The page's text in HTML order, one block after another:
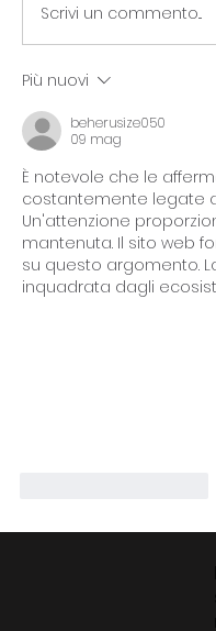
Sapere 💅✨
Scrivi un commento...
Più nuovi
beherusize050
09 mag
È notevole che le
costantemente legate
Un'attenzione
mantenuta. Il sito web
su questo argomento.
inquadrata dagli